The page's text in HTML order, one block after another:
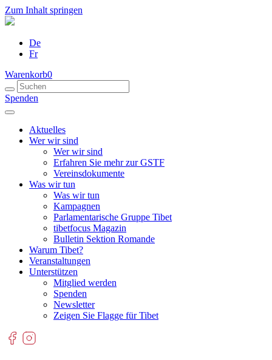
Zum Inhalt springen
De
Fr
Warenkorb0
Spenden
Aktuelles
Wer wir sind
Wer wir sind
Erfahren Sie mehr zur GSTF
Vereinsdokumente
Was wir tun
Was wir tun
Kampagnen
Parlamentarische Gruppe Tibet
tibetfocus Magazin
Bulletin Sektion Romande
Warum Tibet?
Veranstaltungen
Unterstützen
Mitglied werden
Spenden
Newsletter
Zeigen Sie Flagge für Tibet